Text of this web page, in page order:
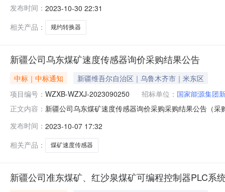
理采购投诉。异议接收单位：国家能源集团物资有限公
发布时间： 2023-10-30 22:31
相关产品：
规约转换器
新疆公司乌东煤矿速度传感器询价采购结果公告
中标｜中标通知
新疆维吾尔自治区｜乌鲁木齐市｜米东区
项目编号： WZXB-WZXJ-2023090250 招标单位： 国家能源集团
正文内容： 新疆公司乌东煤矿速度传感器询价采购采购结果公告（
投诉。异议接收单位：国家能源集团物资有限公司西北
发布时间： 2023-10-07 17:32
相关产品：
煤矿速度传感器
新疆公司准东煤矿、红沙泉煤矿可编程控制器PLC系